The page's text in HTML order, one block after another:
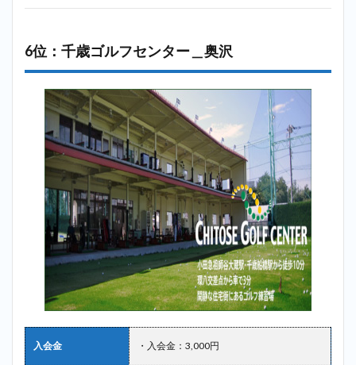
6位：千歳ゴルフセンター＿奥沢
入会金 ・入会金：3,000円